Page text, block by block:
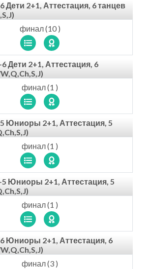
Дети 2+1, Аттестация, 6 танцев
финал (10 )
Дети 2+1, Аттестация, 6
финал (1 )
Юниоры 2+1, Аттестация, 5
финал (1 )
Юниоры 2+1, Аттестация, 5
финал (1 )
Юниоры 2+1, Аттестация, 6
финал (3 )